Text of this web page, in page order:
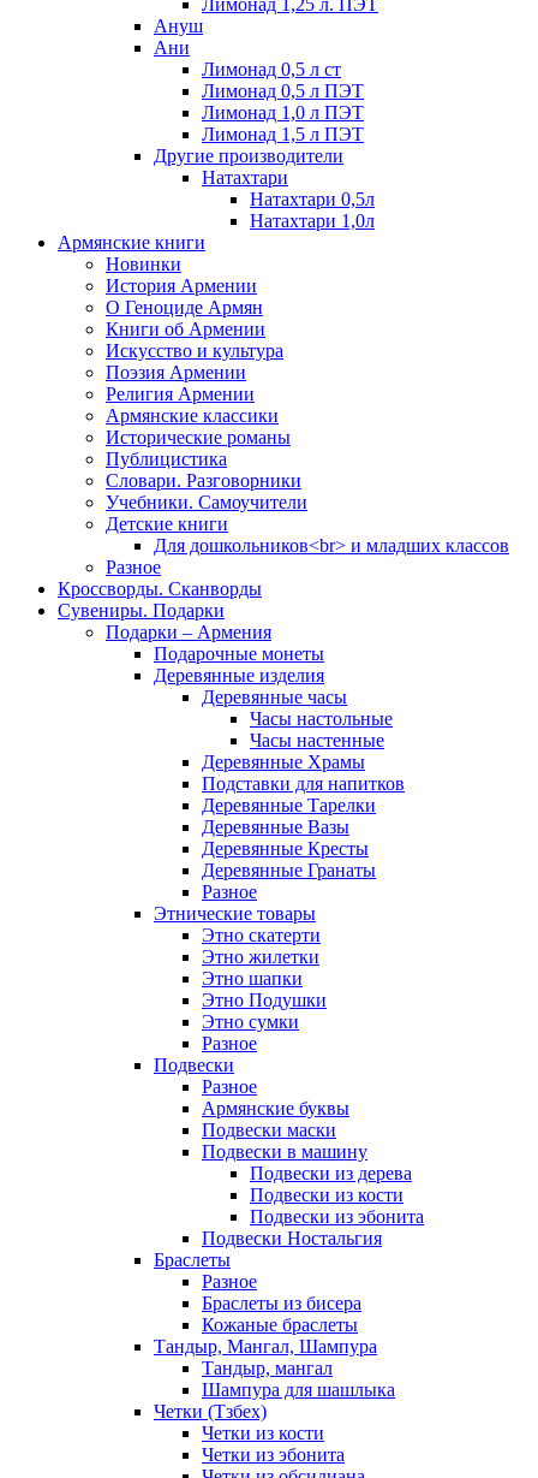
Лимонад 1,25 л. ПЭТ
Ануш
Ани
Лимонад 0,5 л ст
Лимонад 0,5 л ПЭТ
Лимонад 1,0 л ПЭТ
Лимонад 1,5 л ПЭТ
Другие производители
Натахтари
Натахтари 0,5л
Натахтари 1,0л
Армянские книги
Новинки
История Армении
О Геноциде Армян
Книги об Армении
Иcкусство и культура
Поэзия Армении
Религия Армении
Армянские классики
Исторические романы
Публицистика
Словари. Разговорники
Учебники. Самоучители
Детские книги
Для дошкольников<br> и младших классов
Разное
Кроссворды. Сканворды
Сувениры. Подарки
Подарки – Армения
Подарочные монеты
Деревянные изделия
Деревянные часы
Часы настольные
Часы настенные
Деревянные Храмы
Подставки для напитков
Деревянные Тарелки
Деревянные Вазы
Деревянные Кресты
Деревянные Гранаты
Разное
Этнические товары
Этно скатерти
Этно жилетки
Этно шапки
Этно Подушки
Этно сумки
Разное
Подвески
Разное
Армянские буквы
Подвески маски
Подвески в машину
Подвески из дерева
Подвески из кости
Подвески из эбонита
Подвески Ностальгия
Браслеты
Разное
Браслеты из бисера
Кожаные браслеты
Тандыр, Мангал, Шампура
Тандыр, мангал
Шампура для шашлыка
Четки (Тзбех)
Четки из кости
Четки из эбонита